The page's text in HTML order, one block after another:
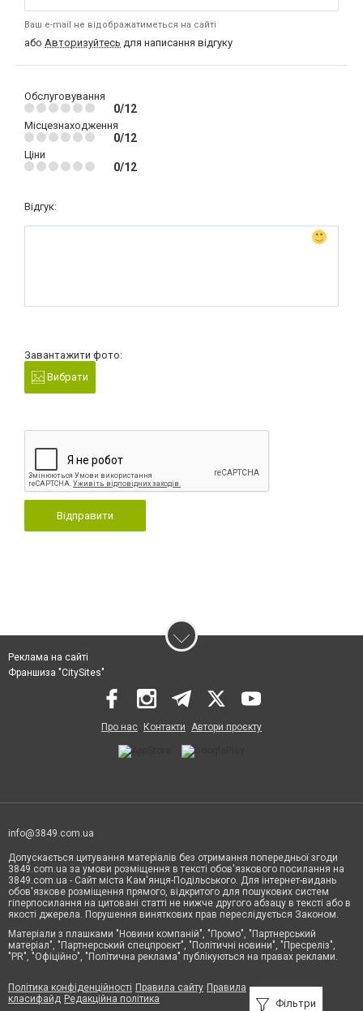
Ваш e-mail не відображатиметься на сайті
або Авторизуйтесь для написання відгуку
Обслуговування
0/12
Місцезнаходження
0/12
Ціни
0/12
Відгук:
Завантажити фото:
Вибрати
Відправити
Фільтри
Реклама на сайті
Франшиза "CitySites"
Про нас Контакти Автори проєкту
info@3849.com.ua
Допускається цитування матеріалів без отримання попередньої згоди
3849.com.ua за умови розміщення в тексті обов'язкового посилання на
3849.com.ua - Сайт міста Кам'янця-Подільського. Для інтернет-видань
обов'язкове розміщення прямого, відкритого для пошукових систем
гіперпосилання на цитовані статті не нижче другого абзацу в тексті або в
якості джерела. Порушення виняткових прав переслідується Законом.
Матеріали з плашками "Новини компаній", "Промо", "Партнерський
матеріал", "Партнерський спецпроєкт", "Політичні новини", "Пресреліз",
"PR", "Офіційно", "Політична реклама" публікуються на правах реклами.
Політика конфіденційності Правила сайту Правила
класифайд Редакційна політика